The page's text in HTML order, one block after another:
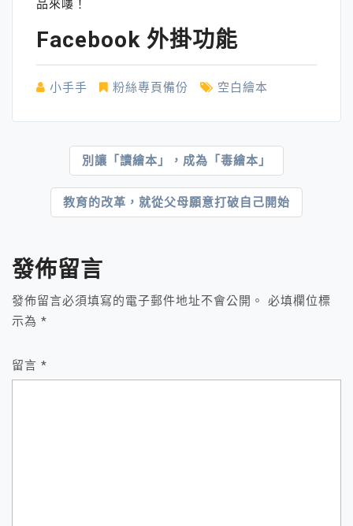
Facebook 外掛功能
小手手 粉絲專頁備份 空白繪本
覽
別讓「讀繪本」，成為「毒繪本」
教育的改革，就從父母願意打破自己開始
發佈留言
發佈留言必須填寫的電子郵件地址不會公開。
必填欄位標
示為 *
留言 *